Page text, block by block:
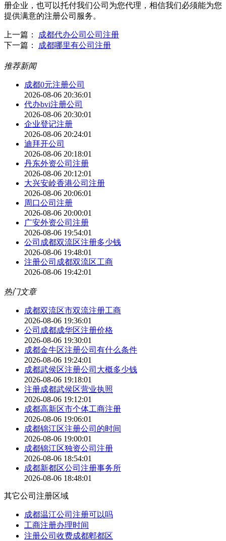
册企业，也可以托付我们公司为您代理，相信我们必须能为您
提供满意的注册公司服务。
上一篇：
成都代办公司公司注册
下一篇：
成都哪里有公司注册
推荐新闻
成都0元注册公司
2026-08-06 20:36:01
代办bvi注册公司
2026-08-06 20:30:01
企业登记注册
2026-08-06 20:24:01
迪拜开公司
2026-08-06 20:18:01
丹东外资公司注册
2026-08-06 20:12:01
大兴安岭香港公司注册
2026-08-06 20:06:01
周口公司注册
2026-08-06 20:00:01
广安外资公司注册
2026-08-06 19:54:01
公司成都双流区注册多少钱
2026-08-06 19:48:01
注册公司成都双流区工商
2026-08-06 19:42:01
热门文章
成都双流区市双流注册工商
2026-08-06 19:36:01
公司成都成华区注册价格
2026-08-06 19:30:01
成都金牛区注册公司有什么条件
2026-08-06 19:24:01
成都武侯区注册公司大概多少钱
2026-08-06 19:18:01
注册成都武侯区营业执照
2026-08-06 19:12:01
成都高新区市个体工商注册
2026-08-06 19:06:01
成都锦江区注册公司的时间
2026-08-06 19:00:01
成都锦江区独资公司注册
2026-08-06 18:54:01
成都新都区公司注册事务所
2026-08-06 18:48:01
其它公司注册区域
成都温江公司注册可以吗
工商注册办理时间
注册公司收费成都郫都区